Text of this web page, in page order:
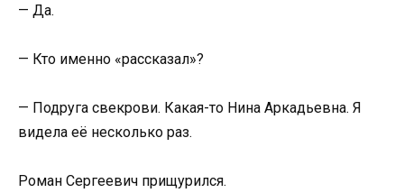
— Да.
— Кто именно «рассказал»?
— Подруга свекрови. Какая-то Нина Аркадьевна. Я
видела её несколько раз.
Роман Сергеевич прищурился.